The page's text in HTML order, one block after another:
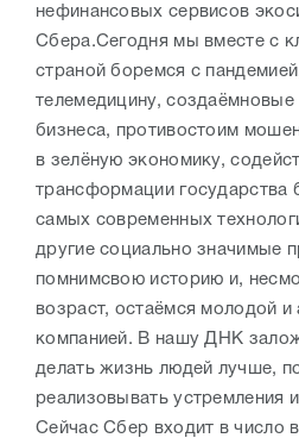
нефинансовых сервисов
Сбера.Сегодня мы вместе с
страной боремся с
телемедицину,
бизнеса, противостоим
в зелёную экономику,
трансформации государства
самых современных
другие социально значимые
помнимсвою историю и,
возраст, остаёмся молодой и
компанией. В нашу ДНК
делать жизнь людей лучше,
реализовывать устремления
Сейчас Сбер входит в число